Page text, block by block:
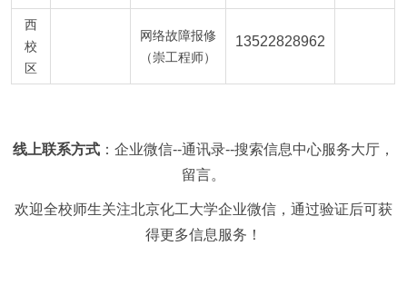
西
校
区
网络故障报修
（崇工程师）
13522828962
线上联系方式：企业微信--通讯录--搜索信息中心服务大厅，
留言。
欢迎全校师生关注北京化工大学企业微信，通过验证后可获
得更多信息服务！